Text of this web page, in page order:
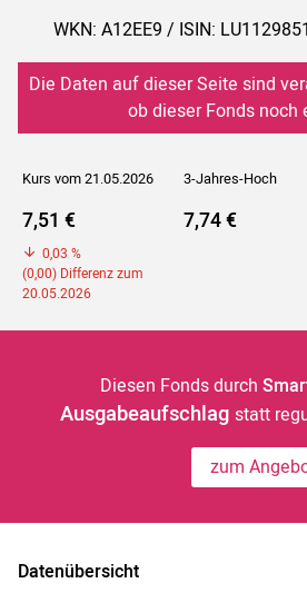
WKN: A12EE9 / ISIN:
Die Daten auf dieser Seite sind
ob dieser Fonds noch
Kurs vom 21.05.2026 3-Jahres-Hoch
7,51 €
0,03 %
(0,00) Differenz zum
20.05.2026
7,74 €
Diesen Fonds durch
Ausgabeaufschlagstatt
zum
Datenübersicht